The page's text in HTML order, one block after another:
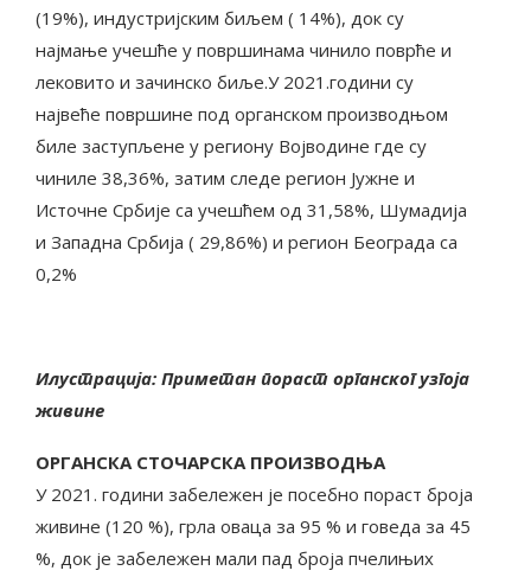
(19%), индустријским биљем ( 14%), док су
најмање учешће у површинама чинило поврће и
лековито и зачинско биље.У 2021.години су
највеће површине под органском производњом
биле заступљене у региону Војводине где су
чиниле 38,36%, затим следе регион Јужне и
Источне Србије са учешћем од 31,58%, Шумадија
и Западна Србија ( 29,86%) и регион Београда са
0,2%
Илустрација: Приметан пораст органског узгоја
живине
OРГАНСКА СТОЧАРСКА ПРОИЗВОДЊА
У 2021. години забележен је посебно пораст броја
живине (120 %), грла оваца за 95 % и говеда за 45
%, док је забележен мали пад броја пчелињих